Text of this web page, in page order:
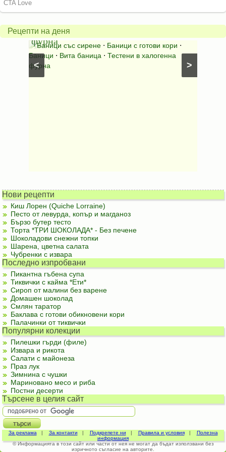
Рецепти на деня
>
<
в
халогенна
фурна
Баници със сирене ⋅ Баници с готови кори ⋅
Баници ⋅ Вита баница ⋅ Тестени в халогенна
фурна
за
Нови рецепти
Киш Лорен (Quiche Lorraine)
Песто от левурда, копър и магданоз
Бързо бутер тесто
Торта *ТРИ ШОКОЛАДА* - Без печене
Шоколадови снежни топки
Шарена, цветна салата
Чубренки с извара
Последно изпробвани
Пикантна гъбена супа
Тиквички с кайма *Ети*
Сироп от малини без варене
Домашен шоколад
Смлян таратор
Баклава с готови обикновени кори
Палачинки от тиквички
Популярни колекции
Пилешки гърди (филе)
Извара и рикота
Салати с майонеза
Праз лук
Зимнина с чушки
Мариновано месо и риба
Постни десерти
Търсене в целия сайт
За реклама | За контакти | Подкрепете ни | Правила и условия| Полезна
информация
© Информацията в този сайт или части от нея не могат да бъдат използвани без
изричното съгласие на авторите.